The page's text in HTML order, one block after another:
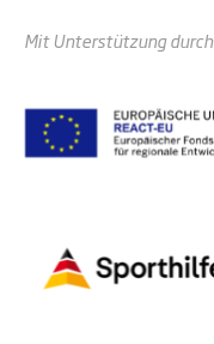
Mit Unterstützung durch